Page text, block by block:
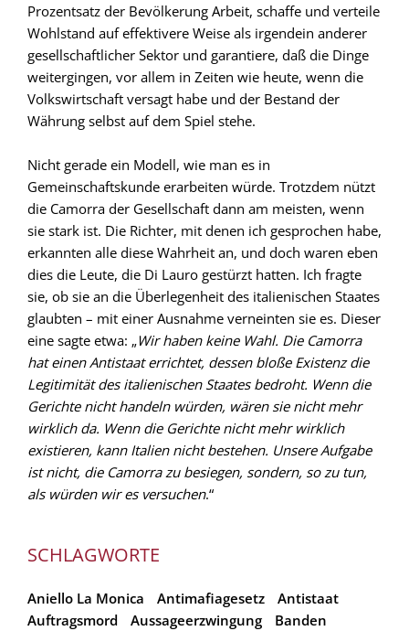
Prozentsatz der Bevölkerung Arbeit, schaffe und verteile
Wohlstand auf effektivere Weise als irgendein anderer
gesellschaftlicher Sektor und garantiere, daß die Dinge
weitergingen, vor allem in Zeiten wie heute, wenn die
Volkswirtschaft versagt habe und der Bestand der
Währung selbst auf dem Spiel stehe.
Nicht gerade ein Modell, wie man es in
Gemeinschaftskunde erarbeiten würde. Trotzdem nützt
die Camorra der Gesellschaft dann am meisten, wenn
sie stark ist. Die Richter, mit denen ich gesprochen habe,
erkannten alle diese Wahrheit an, und doch waren eben
dies die Leute, die Di Lauro gestürzt hatten. Ich fragte
sie, ob sie an die Überlegenheit des italienischen Staates
glaubten – mit einer Ausnahme verneinten sie es. Dieser
eine sagte etwa: „Wir haben keine Wahl. Die Camorra
hat einen Antistaat errichtet, dessen bloße Existenz die
Legitimität des italienischen Staates bedroht. Wenn die
Gerichte nicht handeln würden, wären sie nicht mehr
wirklich da. Wenn die Gerichte nicht mehr wirklich
existieren, kann Italien nicht bestehen. Unsere Aufgabe
ist nicht, die Camorra zu besiegen, sondern, so zu tun,
als würden wir es versuchen.“
SCHLAGWORTE
Aniello La Monica Antimafiagesetz
Antistaat
Auftragsmord
Aussageerzwingung
Banden